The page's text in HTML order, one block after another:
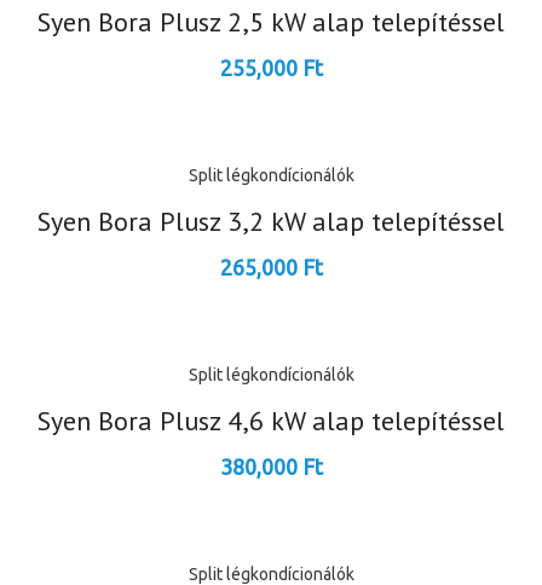
Syen Bora Plusz 2,5 kW alap telepítéssel
255,000 Ft
Split légkondícionálók
Syen Bora Plusz 3,2 kW alap telepítéssel
265,000 Ft
Split légkondícionálók
Syen Bora Plusz 4,6 kW alap telepítéssel
380,000 Ft
Split légkondícionálók